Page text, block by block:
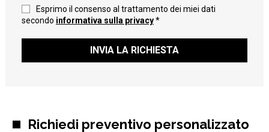
Richiedi preventivo personalizzato
Esprimo il consenso al trattamento dei miei dati
secondo informativa sulla privacy*
INVIA LA RICHIESTA